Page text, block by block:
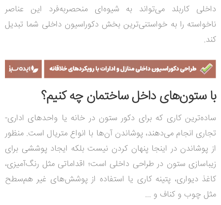
داخلی کاربلد می‌تواند به شیوه‌ای منحصربه‌فرد این عناصر
ناخواسته را به خواستنی‌ترین بخش دکوراسیون داخلی شما تبدیل
کند.
با ستون‌های داخل ساختمان چه کنیم؟
ساده‌ترین کاری که برای دکور ستون در خانه یا واحدهای اداری-
تجاری انجام می‌دهند، پوشاندن آن‌ها با انواع متریال است. منظور
از پوشاندن در اینجا پنهان کردن نیست بلکه ایجاد پوششی برای
زیباسازی ستون در طراحی داخلی است؛ اقداماتی مثل رنگ‌آمیزی،
کاغذ دیواری، پتینه کاری یا استفاده از پوشش‌های غیر هم‌سطح
مثل چوب و کناف و ...